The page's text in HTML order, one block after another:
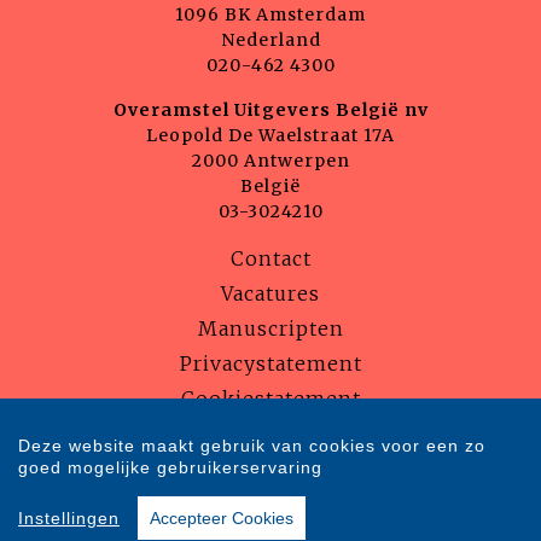
1096 BK Amsterdam
Nederland
020-462 4300
Overamstel Uitgevers België nv
Leopold De Waelstraat 17A
2000 Antwerpen
België
03-3024210
Contact
Vacatures
Manuscripten
Privacystatement
Cookiestatement
Cookie-instellingen
Copyright © 2007-2026 Overamstel Uitgevers - Alle rechten voorbehouden
- Ontwerp door
Deze website maakt gebruik van cookies voor een zo
goed mogelijke gebruikerservaring
Instellingen Accepteer Cookies